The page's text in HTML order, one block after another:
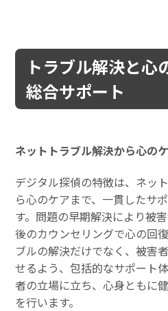
トラブル解決と心
総合サポート
ネットトラブル解決から心の
デジタル探偵の特徴は、ネッ
ら心のケアまで、一貫したサ
す。問題の早期解決により被
後のカウンセリングで心の回
ブルの解決だけでなく、被害
せるよう、包括的なサポート
者の立場に立ち、心身ともに
を行います。